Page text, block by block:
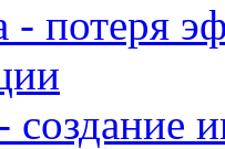
потеря
создание